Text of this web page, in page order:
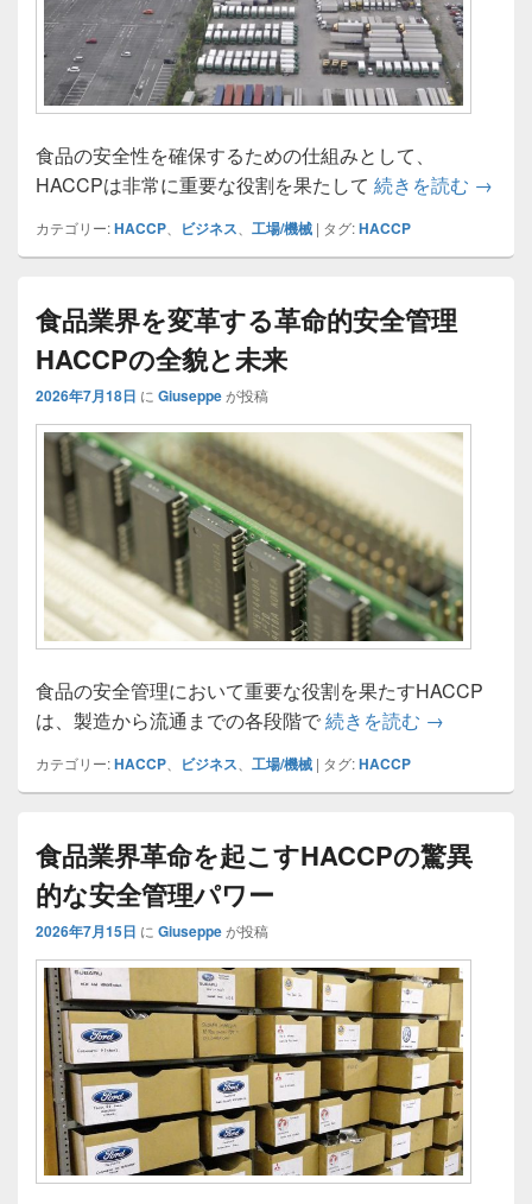
食品の安全性を確保するための仕組みとして、
HACCPは非常に重要な役割を果たして 続きを読む 食品
→
カテゴリー:HACCP ビジネス 工場/機械 | タグ:HACCP
食品業界を変革する革命的安全管理
HACCPの全貌と未来
2026年7月18日 に Giuseppeが投稿
食品の安全管理において重要な役割を果たすHACCP
は、製造から流通までの各段階で続きを読む 食品業界を
→
カテゴリー:HACCP ビジネス 工場/機械 | タグ:HACCP
食品業界革命を起こすHACCPの驚異
的な安全管理パワー
2026年7月15日 に Giuseppeが投稿